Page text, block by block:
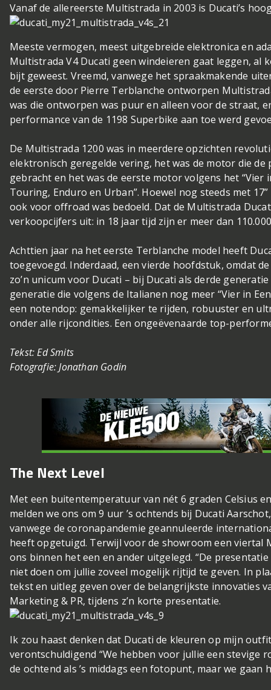
Vanaf de allereerste Multistrada in 2003 is Ducati’s
Meeste vermogen, meest uitgebreide elektronica en
Multistrada V4 Ducati geen windeieren gaat leggen, al
bijt geweest. Vreemd, vanwege het spraakmakende
de eerste door Pierre Terblanche ontworpen
was die ontworpen was puur en alleen voor de straat,
performance van de 1198 Superbike aan toe werd
De Multistrada 1200 was in meerdere opzichten
elektronisch geregelde vering, het was de motor die de
gebracht en het was de eerste motor volgens het “Vier
Touring, Enduro en Urban”. Hoewel nog steeds met
ook voor offroad was bedoeld. Dat de Multistrada
verkoopcijfers uit: in 18 jaar tijd zijn er meer dan
Achttien jaar na het eerste Terblanche model heeft
toegevoegd. Inderdaad, een vierde hoofdstuk, omdat
zo’n unicum voor Ducati – bij Ducati als derde
generatie die volgens de Italianen nog meer “Vier in
een notendop: gemakkelijker te rijden, robuuster en
onder alle rijcondities. Een ongeëvenaarde top-
Tekst: Ed Smits
Fotografie: Jonathan Godin
The Next Level
Met een buitentemperatuur van nét 6 graden Celsius
melden we ons om 9 uur ’s ochtends bij Ducati
vanwege de coronapandemie geannuleerde
heeft opgetuigd. Terwijl voor de showroom een viertal
ons binnen het een en ander uitgelegd. “De
niet doen om jullie zoveel mogelijk rijtijd te geven. In
tekst en uitleg geven over de belangrijkste innovaties
Marketing & PR, tijdens z’n korte presentatie.
Ik zou haast denken dat Ducati de kleuren op mijn
verontschuldigend “We hebben voor jullie een stevige
de ochtend als ’s middags een fotopunt, maar we